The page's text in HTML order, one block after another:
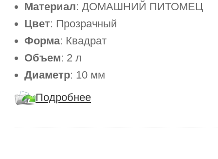
Материал: ДОМАШНИЙ ПИТОМЕЦ
Цвет: Прозрачный
Форма: Квадрат
Объем: 2 л
Диаметр: 10 мм
Подробнее